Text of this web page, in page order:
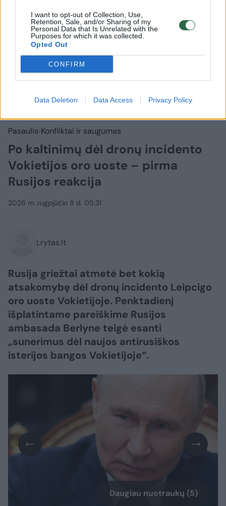
I want to opt-out of Collection, Use,
Retention, Sale, and/or Sharing of my
Personal Data that Is Unrelated with the
Purposes for which it was collected.
Opted Out
CONFIRM
Data Deletion Data Access Privacy Policy
Pasaulis Konfliktai ir saugumas
Po kaltinimų dėl dronų incidento
Vokietijos oro uoste – pirma
Rusijos reakcija
2026 m. rugpjūčio 8 d. 05:31
Lrytas.lt
Rusija griežtai atmetė bet kokią
atsakomybę dėl dronų incidento Leipcigo
oro uoste Vokietijoje. Penktadienį
išplatintame pareiškime Rusijos
ambasada Berlyne teigė esanti
„sunerimus dėl naujos antirusiškos
isterijos bangos Vokietijoje“.
Daugiau nuotraukų (5)